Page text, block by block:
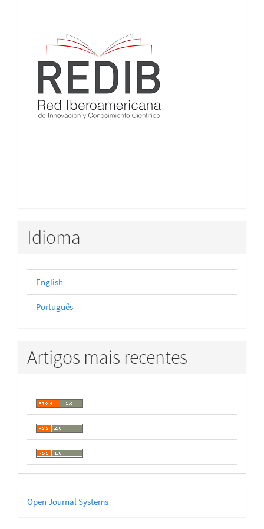
Idioma
English
Português
Artigos mais recentes
Desenvolvido
por
Open Journal Systems